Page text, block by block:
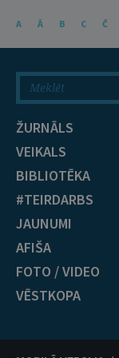
A Ā B C Č
ŽURNĀLS
VEIKALS
BIBLIOTĒKA
#TEIRDARBS
JAUNUMI
AFIŠA
FOTO / VIDEO
VĒSTKOPA